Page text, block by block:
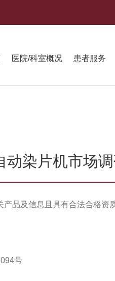
医院/科室概况 患者服务
动染片机市场
品及信息且具有合法合格资
号